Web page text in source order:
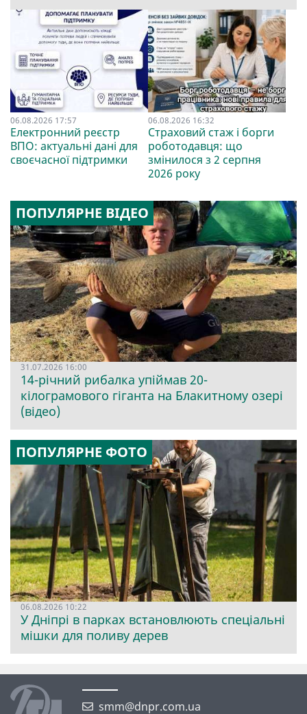
06.08.2026 17:57
Електронний реєстр
ВПО: актуальні дані для
своєчасної підтримки
06.08.2026 16:32
Страховий стаж і борги
роботодавця: що
змінилося з 2 серпня
2026 року
ПОПУЛЯРНЕ ВІДЕО
31.07.2026 16:00
14-річний рибалка упіймав 20-
кілограмового гіганта на Блакитному озері
(відео)
ПОПУЛЯРНЕ ФОТО
06.08.2026 10:22
У Дніпрі в парках встановлюють спеціальні
мішки для поливу дерев
smm@dnpr.com.ua